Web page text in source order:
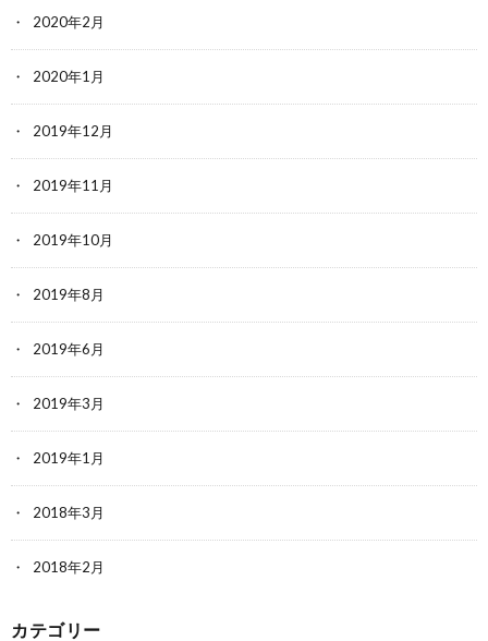
2020年2月
2020年1月
2019年12月
2019年11月
2019年10月
2019年8月
2019年6月
2019年3月
2019年1月
2018年3月
2018年2月
カテゴリー